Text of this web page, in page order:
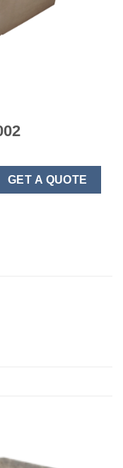
GET A QUOTE